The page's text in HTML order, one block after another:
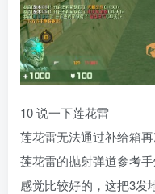
10 说一下莲花雷
莲花雷无法通过补给箱
莲花雷的抛射弹道参考
感觉比较好的，这把3发